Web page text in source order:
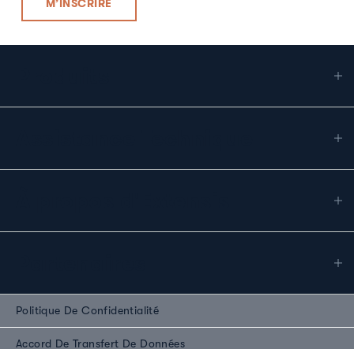
Politique De Confidentialité
Accord De Transfert De Données